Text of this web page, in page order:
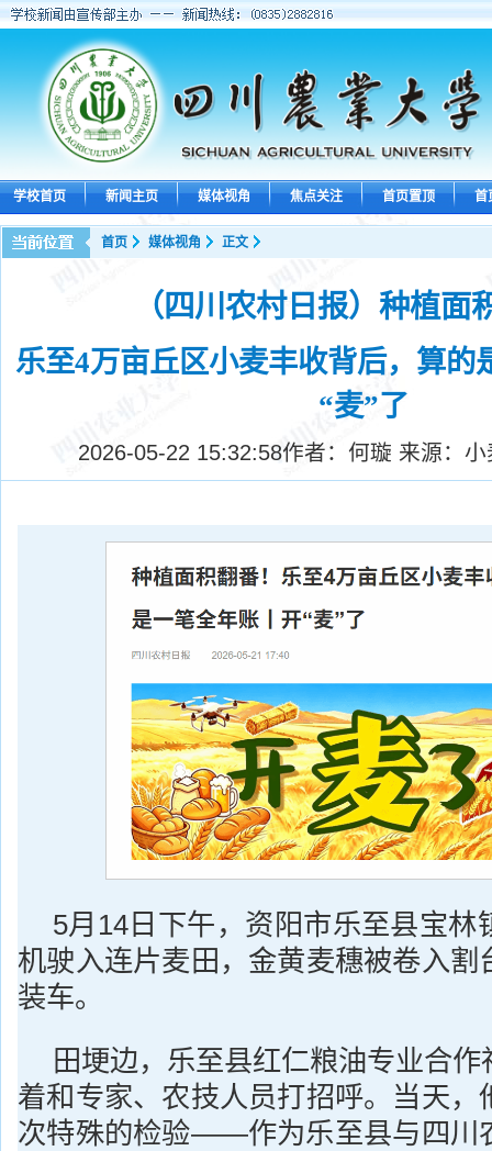
学校首页 新闻主页 媒体视角 焦点关注 首页置顶 首
首页 媒体视角 正文
（四川农村日报）种植面
乐至4万亩丘区小麦丰收背后，算的
“麦”了
2026-05-22 15:32:58作者：何璇 来源：
5月14日下午，资阳市乐至县宝林
机驶入连片麦田，金黄麦穗被卷入割
装车。
田埂边，乐至县红仁粮油专业合
着和专家、农技人员打招呼。当天，
次特殊的检验——作为乐至县与四川